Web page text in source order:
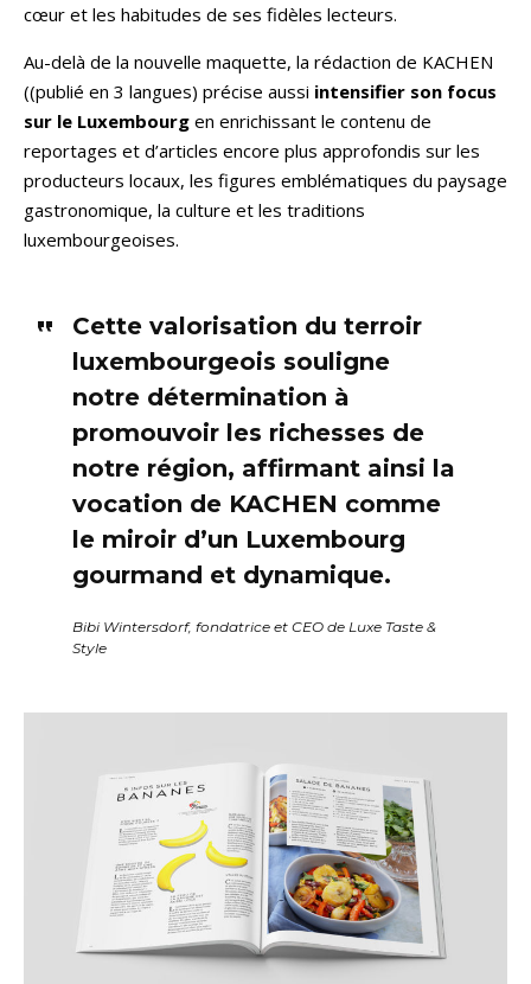
cœur et les habitudes de ses fidèles lecteurs.
Au-delà de la nouvelle maquette, la rédaction de KACHEN
((publié en 3 langues) précise aussi intensifier son focus
sur le Luxembourg en enrichissant le contenu de
reportages et d’articles encore plus approfondis sur les
producteurs locaux, les figures emblématiques du paysage
gastronomique, la culture et les traditions
luxembourgeoises.
Cette valorisation du terroir
luxembourgeois souligne
notre détermination à
promouvoir les richesses de
notre région, affirmant ainsi la
vocation de KACHEN comme
le miroir d’un Luxembourg
gourmand et dynamique.
Bibi Wintersdorf, fondatrice et CEO de Luxe Taste &
Style